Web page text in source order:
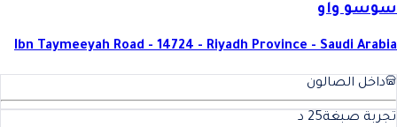
سوسو واو
Ibn Taymeeyah Road - 14724 - Riyadh Province - Saudi Arabia
داخل الصالون
تجربة صبغة25 د